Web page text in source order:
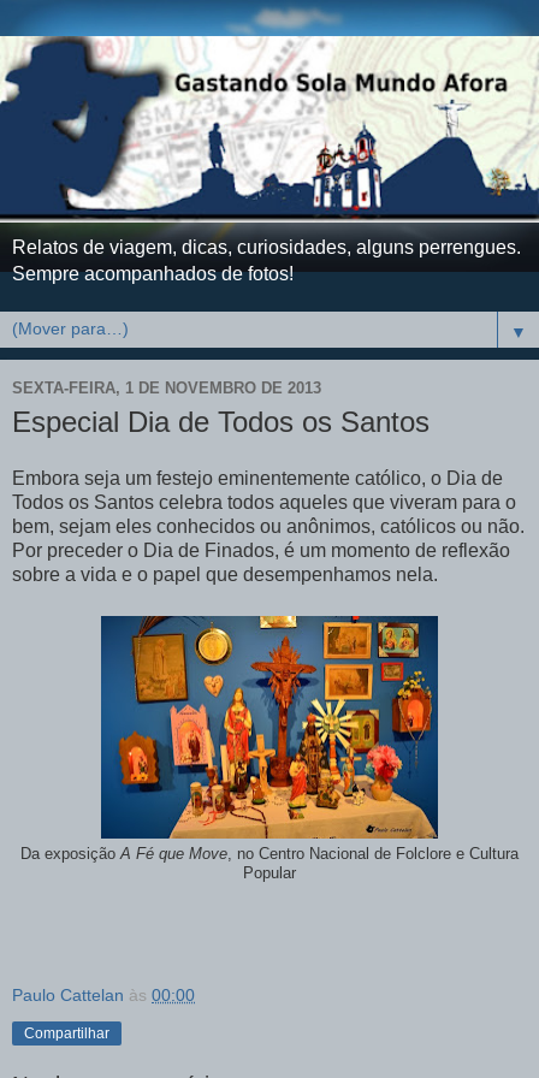
Relatos de viagem, dicas, curiosidades, alguns perrengues.
Sempre acompanhados de fotos!
▼
SEXTA-FEIRA, 1 DE NOVEMBRO DE 2013
Especial Dia de Todos os Santos
Embora seja um festejo eminentemente católico, o Dia de
Todos os Santos celebra todos aqueles que viveram para o
bem, sejam eles conhecidos ou anônimos, católicos ou não.
Por preceder o Dia de Finados, é um momento de reflexão
sobre a vida e o papel que desempenhamos nela.
Da exposiçãoA Fé que Move, no Centro Nacional de Folclore e Cultura
Popular
Paulo Cattelan às 00:00
Compartilhar